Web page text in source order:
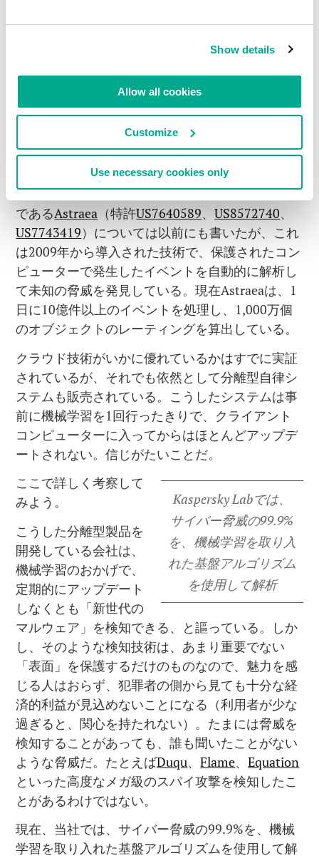
Show details
Allow all cookies
Customize
Use necessary cookies only
件）を開発した。KSNは、保護されたコンピュー
ターに接続された高度なインフラを持つクラウド
用せずに保護品質を向上させる。
要するに、KSNはロシアのマトリョーシカのよう
に、1つの「クラウド」の中にサイバー攻撃と戦
うためのスマートな技術がいくつも入っているも
のと思えばいい。「対抗」システムや継続的に開
発中の実験モデルも含まれている。その中の1つ
であるAstraea （特許US7640589、US8572740、
US7743419）については以前にも書いたが、これ
は2009年から導入された技術で、保護されたコン
ピューターで発生したイベントを自動的に解析し
て未知の脅威を発見している。現在Astraeaは、1
日に10億件以上のイベントを処理し、1,000万個
のオブジェクトのレーティングを算出している。
クラウド技術がいかに優れているかはすでに実証
されているが、それでも依然として分離型自律シ
ステムも販売されている。こうしたシステムは事
前に機械学習を1回行ったきりで、クライアント
コンピューターに入ってからはほとんどアップデ
ートされない。信じがたいことだ。
Kaspersky Labでは、
サイバー脅威の99.9%
を、機械学習を取り入
れた基盤アルゴリズム
を使用して解析
ここで詳しく考察して
みよう。
こうした分離型製品を
開発している会社は、
機械学習のおかげで、
定期的にアップデート
しなくとも「新世代の
マルウェア」を検知できる、と謳っている。しか
し、そのような検知技術は、あまり重要でない
「表面」を保護するだけのものなので、魅力を感
じる人はおらず、犯罪者の側から見ても十分な経
済的利益が見込めないことになる（利用者が少な
過ぎると、関心を持たれない）。たまには脅威を
検知することがあっても、誰も聞いたことがない
ような脅威だ。たとえばDuqu、Flame、Equation
といった高度なメガ級のスパイ攻撃を検知したこ
とがあるわけではない。
現在、当社では、サイバー脅威の99.9%を、機械
学習を取り入れた基盤アルゴリズムを使用して解